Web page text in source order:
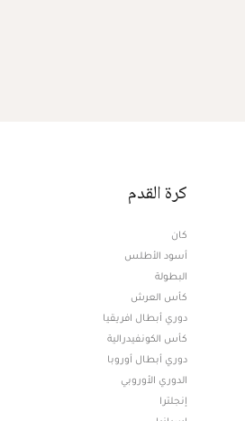
كرة القدم
كان
أسود الأطلس
البطولة
كأس العرش
دوري أبطال افريقيا
كأس الكونفيدرالية
دوري أبطال أوروبا
الدوري الأوروبي
إنجلترا